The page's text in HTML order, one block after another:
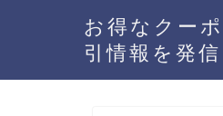
お得なクー
引情報を発信